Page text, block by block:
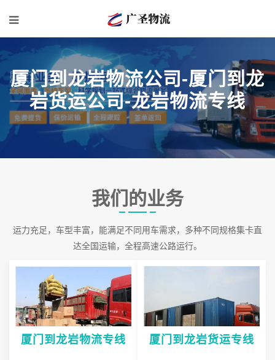
厦门到龙岩物流公司-厦门到龙
岩货运公司-龙岩物流专线
我们的业务
运力充足，车型丰富，能满足不同用车需求，多种不同规格集卡直
达全国运输，全程高速公路运行。
厦门到龙岩物流专线 厦门到龙岩货运专线